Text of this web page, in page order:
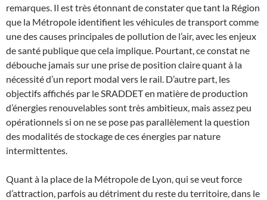
remarques. Il est très étonnant de constater que tant la Région
que la Métropole identifient les véhicules de transport comme
une des causes principales de pollution de l’air, avec les enjeux
de santé publique que cela implique. Pourtant, ce constat ne
débouche jamais sur une prise de position claire quant à la
nécessité d’un report modal vers le rail. D’autre part, les
objectifs affichés par le SRADDET en matière de production
d’énergies renouvelables sont très ambitieux, mais assez peu
opérationnels si on ne se pose pas parallèlement la question
des modalités de stockage de ces énergies par nature
intermittentes.
Quant à la place de la Métropole de Lyon, qui se veut force
d’attraction, parfois au détriment du reste du territoire, dans le